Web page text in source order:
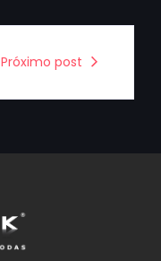
Próximo post